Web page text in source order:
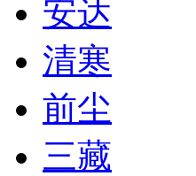
安达
清寒
前尘
三藏